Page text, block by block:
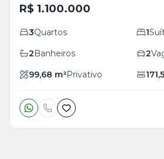
R$ 1.100.000
3Quartos 1
2Banheiros 2
99,68 m²Privativo